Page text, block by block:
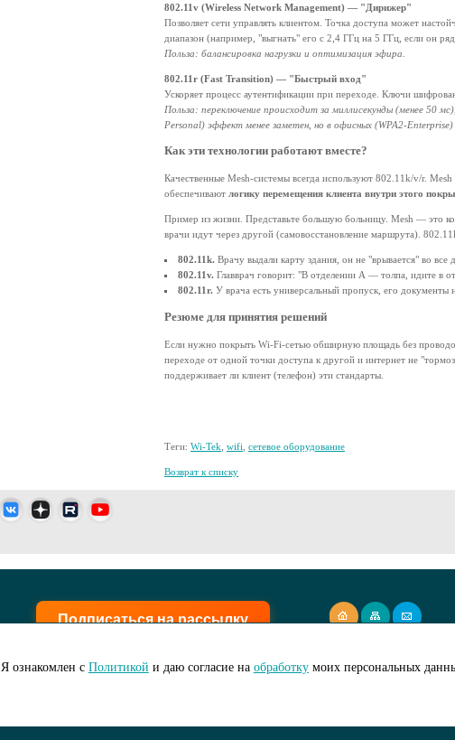
802.11v (Wireless Network Management) — "Дирижер"
Позволяет сети управлять клиентом. Точка доступа может
диапазон (например, "выгнать" его с 2,4 ГГц на 5 ГГц, если он
Польза: балансировка нагрузки и оптимизация эфира.
802.11r (Fast Transition) — "Быстрый вход"
Ускоряет процесс аутентификации при переходе. Ключи
Польза: переключение происходит за миллисекунды (менее 50
Personal) эффект менее заметен, но в офисных (WPA2-
Как эти технологии работают вместе?
Качественные Mesh-системы всегда используют 802.11k/v/r. Mesh
обеспечивают логику перемещения клиента внутри этого
Пример из жизни. Представьте большую больницу. Mesh — это
врачи идут через другой (самовосстановление маршрута).
802.11k. Врачу выдали карту здания, он не "врывается" во все
802.11v. Главврач говорит: "В отделении А — толпа, идите в
802.11r. У врача есть универсальный пропуск, его
Резюме для принятия решений
Если нужно покрыть Wi-Fi-сетью обширную площадь без
переходе от одной точки доступа к другой и интернет не
поддерживает ли клиент (телефон) эти стандарты.
Теги: Wi-Tek wifi сетевое оборудование
Возврат к списку
Подписаться на рассылку
Я ознакомлен с Политикой и даю согласие на обработкумоих персональных